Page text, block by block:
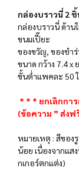
กล่องบราวนี่ 2
กล่องบราวนี่ ด้าน
ขนมเปี๊ยะ
ของขวัญ, ของชำ
ขนาด กว้าง 7.4 x
ขั้นต่ำแพคละ 50
* * * ยกเลิกกา
(ข้อความ ” ส่งฟ
หมายเหตุ : สีของ
น้อย เนื่องจากแส
กเกอร์ตกแต่ง)